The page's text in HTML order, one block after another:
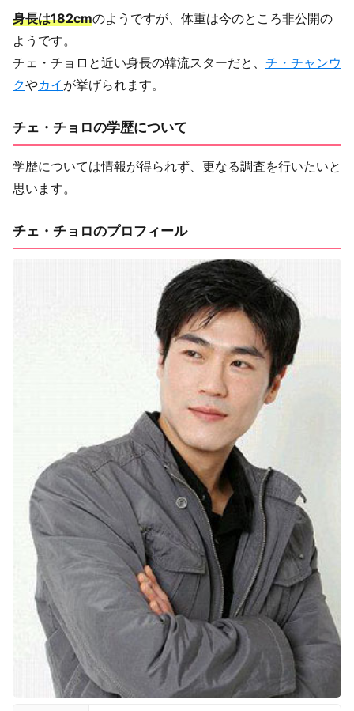
身長は182cmのようですが、体重は今のところ非公開の
ようです。
チェ・チョロと近い身長の韓流スターだと、 チ・チャンウ
クやカイ が挙げられます。
チェ・チョロの学歴について
学歴については情報が得られず、更なる調査を行いたいと
思います。
チェ・チョロのプロフィール